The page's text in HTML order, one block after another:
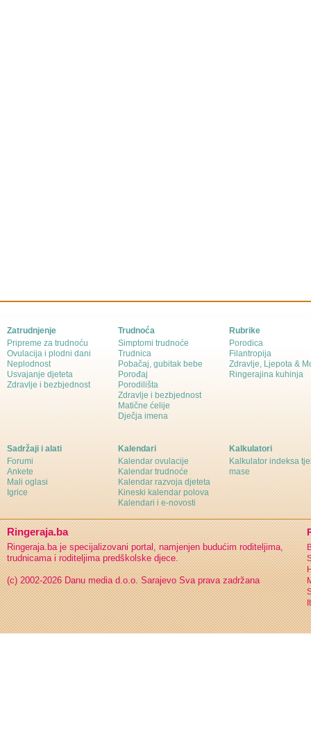
Zatrudnjenje
Pripreme za trudnoću
Ovulacija i plodni dani
Neplodnost
Usvajanje djeteta
Zdravlje i bezbjednost
Trudnoća
Simptomi trudnoće
Trudnica
Pobačaj, gubitak bebe
Porođaj
Porodilišta
Zdravlje i bezbjednost
Matične ćelije
Dječja imena
Rubrike
Porodica
Filantropija
Zdravlje, Ljepota &
Ringerajina kuhinja
Sadržaji i alati
Forumi
Ankete
Mali oglasi
Igrice
Kalendari
Kalendar ovulacije
Kalendar trudnoće
Kalendar razvoja djeteta
Kineski kalendar polova
Kalendari i e-novosti
Kalkulatori
Kalkulator indeksa
mase
Ringeraja.ba
Ringeraja.ba je specijalizovani portal, namjenjen budućim roditeljima,
trudnicama i roditeljima predškolske djece.
(c) 2002-2026 Danu media d.o.o. Sarajevo Sva prava zadržana